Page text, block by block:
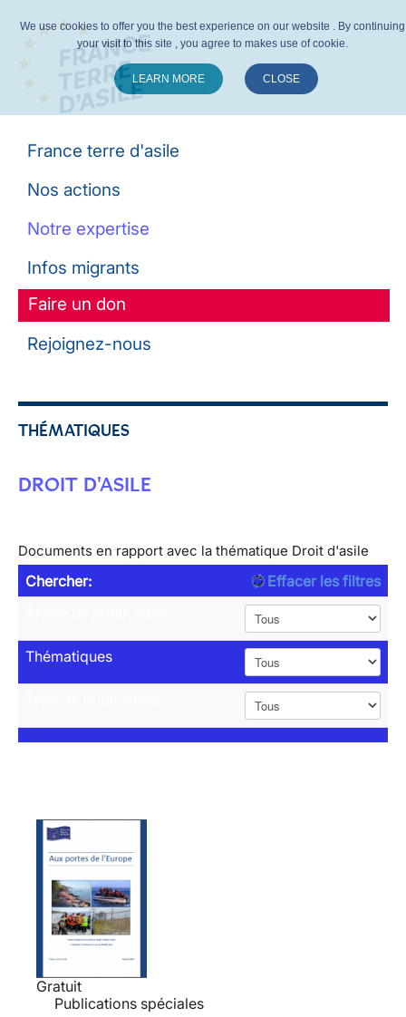
France terre d'asile
Nos actions
Notre expertise
Infos migrants
Faire un don
Rejoignez-nous
THÉMATIQUES
DROIT D'ASILE
Documents en rapport avec la thématique Droit d'asile
Chercher:
Effacer les filtres
Thématiques
Gratuit
Publications spéciales
We use cookies to offer you the best experience on our website . By continuing
your visit to this site , you agree to makes use of cookie.
LEARN MORE CLOSE